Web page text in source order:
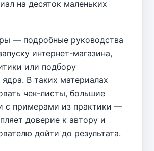
на десяток маленьких
— подробные руководства
интернет-магазина,
или подбору
В таких материалах
чек-листы, большие
с примерами из практики —
доверие к автору и
дойти до результата.